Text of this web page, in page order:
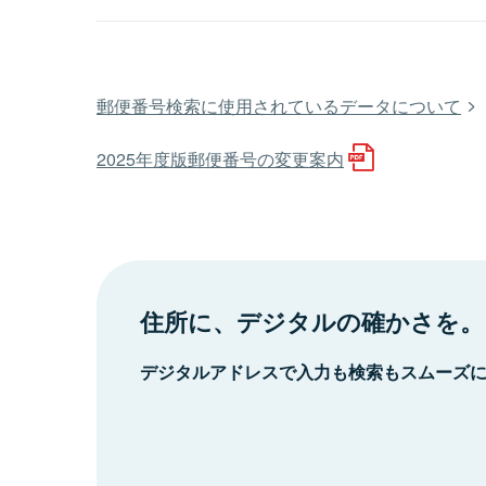
郵便番号検索に使用されているデータについて
2025年度版郵便番号の変更案内
住所に、デジタルの確かさを。
デジタルアドレスで入力も検索もスムーズ